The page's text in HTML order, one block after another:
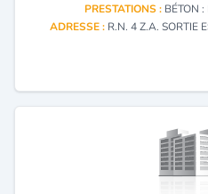
PRESTATIONS : BÉTON
ADRESSE : R.N. 4 Z.A. SORTIE